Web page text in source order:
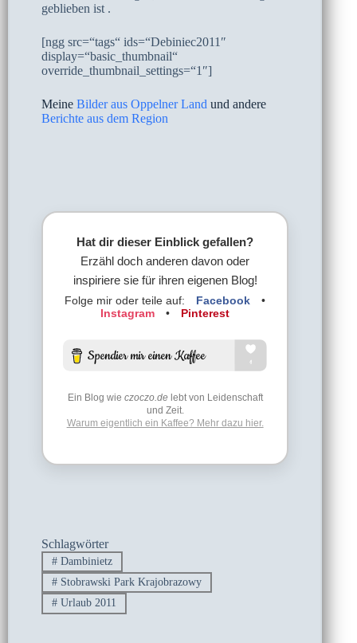
geblieben ist .
[ngg src=“tags“ ids=“Debiniec2011″
display=“basic_thumbnail“
override_thumbnail_settings=“1″]
Meine Bilder aus Oppelner Land und andere
Berichte aus dem Region
Hat dir dieser Einblick gefallen?
Erzähl doch anderen davon oder
inspiriere sie für ihren eigenen Blog!
Folge mir oder teile auf: Facebook
•
Instagram
• Pinterest
Ein Blog wie czoczo.delebt von Leidenschaft
und Zeit.
Warum eigentlich ein Kaffee? Mehr dazu hier.
Schlagwörter
#Dambinietz
#Stobrawski Park Krajobrazowy
#Urlaub 2011